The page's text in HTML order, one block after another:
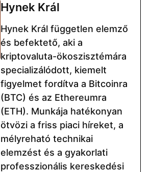
Hynek Král
Hynek Král független elemző
és befektető, aki a
kriptovaluta-ökoszisztémára
specializálódott, kiemelt
figyelmet fordítva a Bitcoinra
(BTC) és az Ethereumra
(ETH). Munkája hatékonyan
ötvözi a friss piaci híreket, a
mélyreható technikai
elemzést és a gyakorlati
professzionális kereskedési